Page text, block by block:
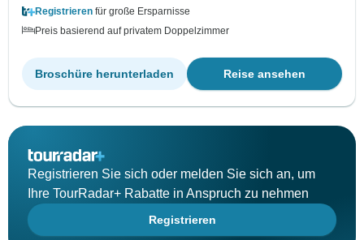
Registrieren für große Ersparnisse
Preis basierend auf privatem Doppelzimmer
Reise ansehen
Broschüre herunterladen
Registrieren Sie sich oder melden Sie sich an, um
Ihre TourRadar+ Rabatte in Anspruch zu nehmen
Registrieren